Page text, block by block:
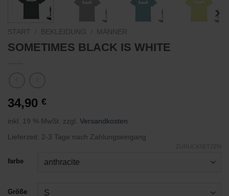
START BEKLEIDUNG MÄNNER
SOMETIMES BLACK IS WHITE
34,90 €
inkl. 19 % MwSt. zzgl. Versandkosten
Lieferzeit: 2-3 Tage nach Zahlungseingang
farbe
Größe